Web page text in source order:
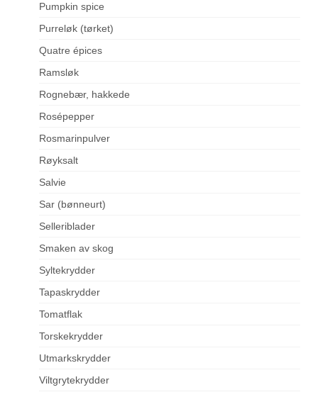
Pumpkin spice
Purreløk (tørket)
Quatre épices
Ramsløk
Rognebær, hakkede
Rosépepper
Rosmarinpulver
Røyksalt
Salvie
Sar (bønneurt)
Selleriblader
Smaken av skog
Syltekrydder
Tapaskrydder
Tomatflak
Torskekrydder
Utmarkskrydder
Viltgrytekrydder